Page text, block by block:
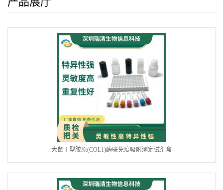
大鼠Ⅰ型胶原(COL1)酶联免疫吸附测定试剂盒